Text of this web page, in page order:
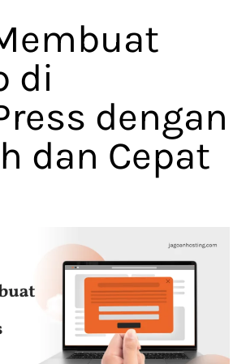
di
dengan
dan Cepat